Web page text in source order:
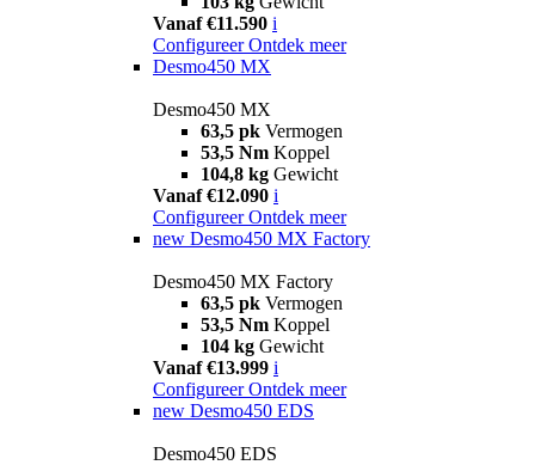
Vanaf €11.590 i
Configureer Ontdek meer
Desmo450 MX
Desmo450 MX
63,5 pk Vermogen
53,5 Nm Koppel
104,8 kg Gewicht
Vanaf €12.090 i
Configureer Ontdek meer
new Desmo450 MX Factory
Desmo450 MX Factory
63,5 pk Vermogen
53,5 Nm Koppel
104 kg Gewicht
Vanaf €13.999 i
Configureer Ontdek meer
new Desmo450 EDS
Desmo450 EDS